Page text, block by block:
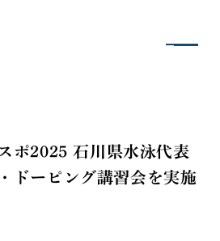
ポ2025 石川県水泳代表
ドーピング講習会を実施